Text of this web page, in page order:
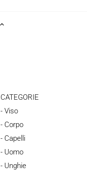
CATEGORIE
- Viso
- Corpo
- Capelli
- Uomo
- Unghie